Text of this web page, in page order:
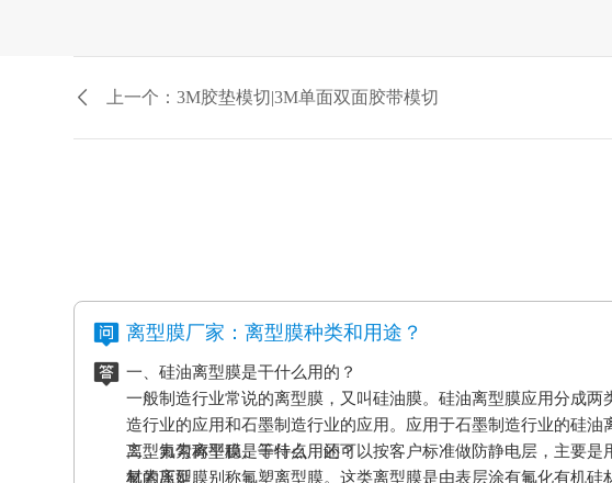
上一个：3M胶垫模切|3M单面双面胶带模切
离型膜厂家：离型膜种类和用途？
一、硅油离型膜是干什么用的？
一般制造行业常说的离型膜，又叫硅油膜。硅油离型膜应用分成两
造行业的应用和石墨制造行业的应用。应用于石墨制造行业的硅油
离型力匀称平稳、等特点，还可以按客户标准做防静电层，主要是
材的压延。
二、氟素离型膜是干什么用的？
氟素离型膜别称氟塑离型膜。这类离型膜是由表层涂有氟化有机硅